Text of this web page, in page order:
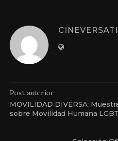
Post anterior
MOVILIDAD DIVERSA:
sobre Movilidad Humana